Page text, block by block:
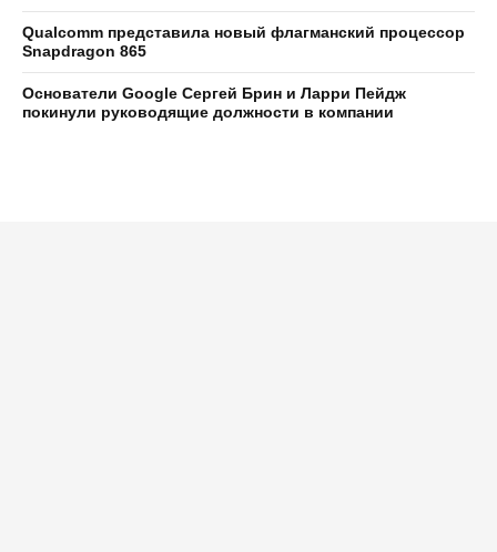
Qualcomm представила новый флагманский процессор
Snapdragon 865
Основатели Google Сергей Брин и Ларри Пейдж
покинули руководящие должности в компании